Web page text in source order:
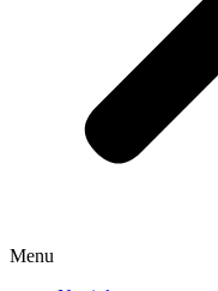
Menu